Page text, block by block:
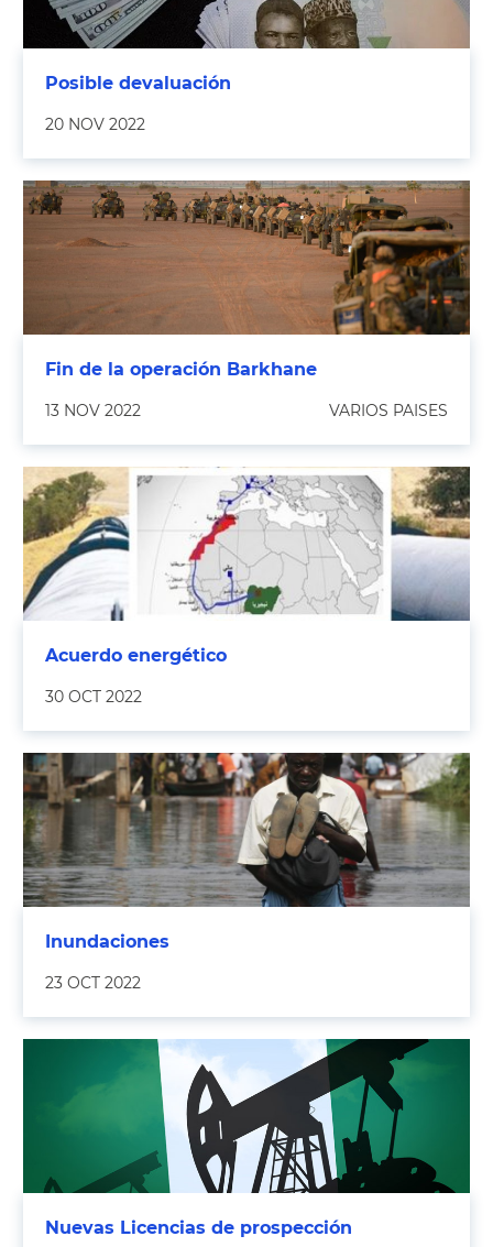
Posible devaluación
20 NOV 2022
Fin de la operación Barkhane
13 NOV 2022 VARIOS PAISES
Acuerdo energético
30 OCT 2022
Inundaciones
23 OCT 2022
Nuevas Licencias de prospección